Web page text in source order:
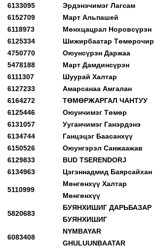
6133095
Эрдэнэчимэг Лагсам
6152709
Март Альпашей
6118973
Мөнхцацрал Норовсүрэн
6125334
Шижирбаатар Төмөрочир
4750770
Оюунсүрэн Даржаа
5478188
Март Дамдинсүрэн
6111307
Шуурай Халтар
6127233
Амарсанаа Амгалан
6164272
ТӨМӨРЖАРГАЛ ЧАНТУУ
6125446
Оюунчимэг Төмөр
6131057
Ууганчимэг Ганэрдэнэ
6134744
Ганцэцэг Баасанхүү
6150526
Оюунгэрэл Санжаажав
6129833
BUD TSERENDORJ
6134963
Цэгэннадмид Баярсайхан
5110999
Мөнгөнхүү Халтар
Мөнгөнхүү
5820683
БУЯНХИШИГ ДАРЬБАЗАР
БУЯНХИШИГ
6083408
NYMBAYAR
GHULUUNBAATAR